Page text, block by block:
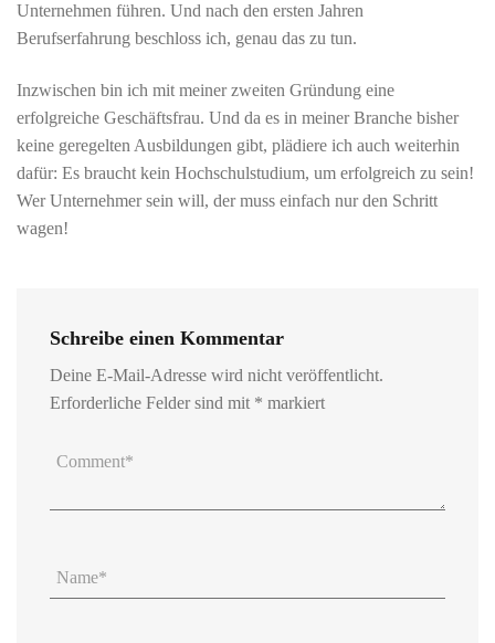
Unternehmen führen. Und nach den ersten Jahren
Berufserfahrung beschloss ich, genau das zu tun.
Inzwischen bin ich mit meiner zweiten Gründung eine
erfolgreiche Geschäftsfrau. Und da es in meiner Branche bisher
keine geregelten Ausbildungen gibt, plädiere ich auch weiterhin
dafür: Es braucht kein Hochschulstudium, um erfolgreich zu sein!
Wer Unternehmer sein will, der muss einfach nur den Schritt
wagen!
Schreibe einen Kommentar
Deine E-Mail-Adresse wird nicht veröffentlicht.
Erforderliche Felder sind mit * markiert